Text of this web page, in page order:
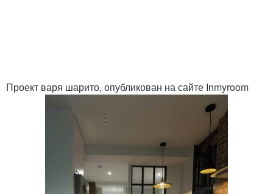
Проект варя шарито, опубликован на сайте Inmyroom